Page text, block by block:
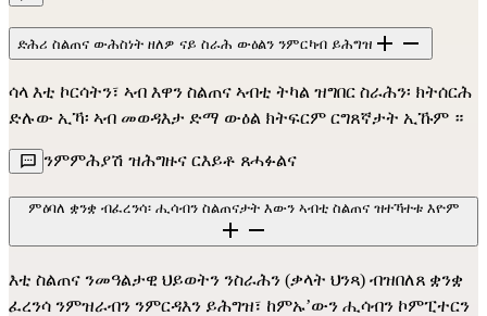
ድሕሪ ስልጠና ውሕስነት ዘለዎ ናይ ስራሕ ውዕልን ንምርካብ ይሕግዝ
ሳላ እቲ ኮርሳትን፣ ኣብ እዋን ስልጠና ኣብቲ ትካል ዝግበር ስራሕን፡ ክትሰርሕ
ድሉው ኢኻ፡ ኣብ መወዳእታ ድማ ውዕል ክትፍርም ርግጸኛታት ኢኹም ።
ንምምሕያሽ ዝሕግዙና ርእይቶ ጸሓፉልና
እቲ ስልጠና ንመዓልታዊ ህይወትን ንስራሕን (ቃላት ህንጻ) ብዝበለጸ ቋንቋ
ፈረንሳ ንምዝራብን ንምርዳእን ይሕግዝ፣ ከምኡ’ውን ሒሳብን ኮምፒተርን